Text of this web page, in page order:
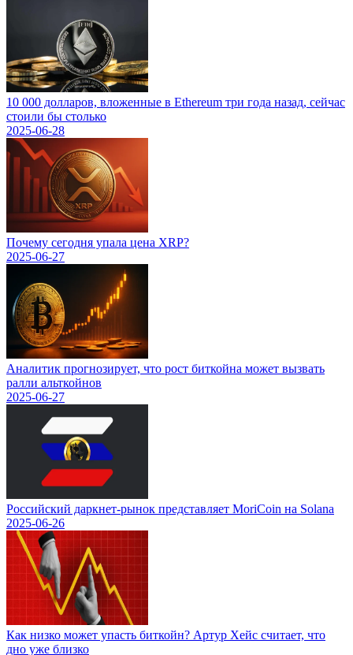
10 000 долларов, вложенные в Ethereum три года назад, сейчас
стоили бы столько
2025-06-28
Почему сегодня упала цена XRP?
2025-06-27
Аналитик прогнозирует, что рост биткойна может вызвать
ралли альткойнов
2025-06-27
Российский даркнет-рынок представляет MoriCoin на Solana
2025-06-26
Как низко может упасть биткойн? Артур Хейс считает, что
дно уже близко